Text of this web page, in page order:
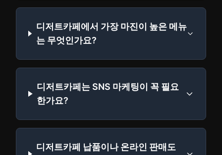
디저트카페에서 가장 마진이 높은 메뉴
는 무엇인가요?
디저트카페는 SNS 마케팅이 꼭 필요
한가요?
디저트카페 납품이나 온라인 판매도